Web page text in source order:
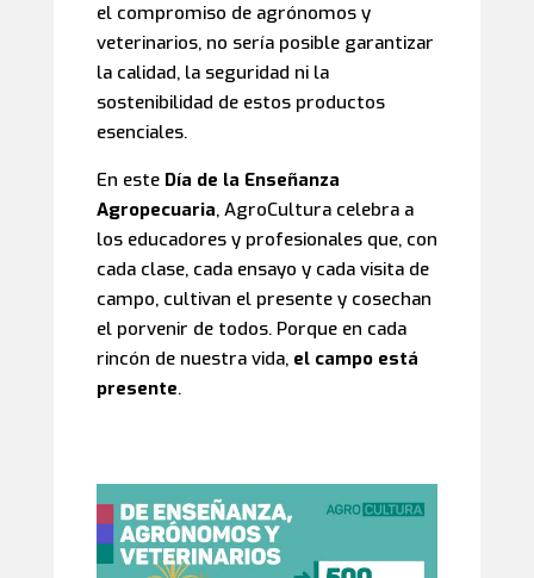
el compromiso de agrónomos y
veterinarios, no sería posible garantizar
la calidad, la seguridad ni la
sostenibilidad de estos productos
esenciales.
En este Día de la Enseñanza
Agropecuaria, AgroCultura celebra a
los educadores y profesionales que, con
cada clase, cada ensayo y cada visita de
campo, cultivan el presente y cosechan
el porvenir de todos. Porque en cada
rincón de nuestra vida, el campo está
presente.